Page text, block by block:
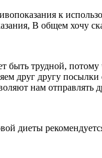
к
В общем хочу
быть трудной, потому
друг другу
нам отправлять
диеты